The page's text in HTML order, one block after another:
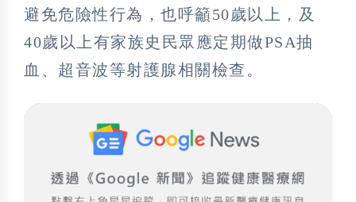
避免危險性行為，也呼籲50歲以上，及
40歲以上有家族史民眾應定期做PSA抽
血、超音波等射護腺相關檢查。